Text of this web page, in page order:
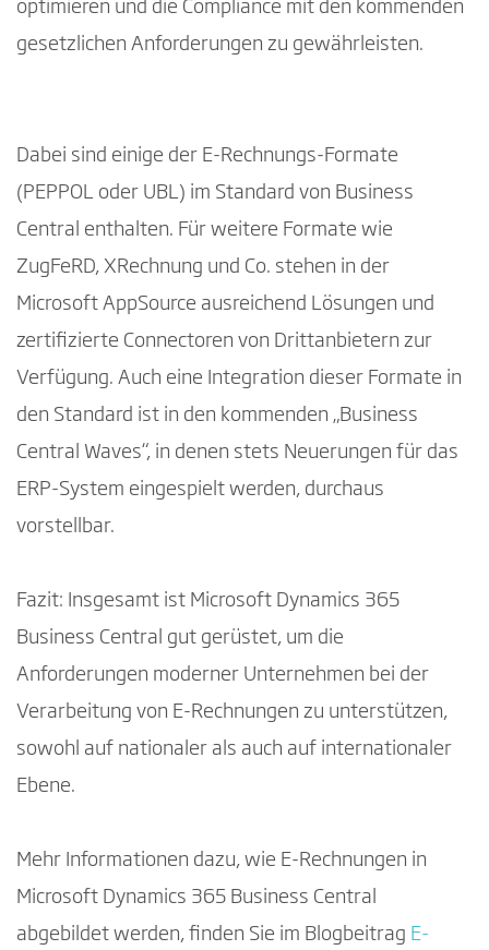
optimieren und die Compliance mit den kommenden
gesetzlichen Anforderungen zu gewährleisten.
Dabei sind einige der E-Rechnungs-Formate
(PEPPOL oder UBL) im Standard von Business
Central enthalten. Für weitere Formate wie
ZugFeRD, XRechnung und Co. stehen in der
Microsoft AppSource ausreichend Lösungen und
zertifizierte Connectoren von Drittanbietern zur
Verfügung. Auch eine Integration dieser Formate in
den Standard ist in den kommenden „Business
Central Waves“, in denen stets Neuerungen für das
ERP-System eingespielt werden, durchaus
vorstellbar.
Fazit: Insgesamt ist Microsoft Dynamics 365
Business Central gut gerüstet, um die
Anforderungen moderner Unternehmen bei der
Verarbeitung von E-Rechnungen zu unterstützen,
sowohl auf nationaler als auch auf internationaler
Ebene.
Mehr Informationen dazu, wie E-Rechnungen in
Microsoft Dynamics 365 Business Central
abgebildet werden, finden Sie im Blogbeitrag E-